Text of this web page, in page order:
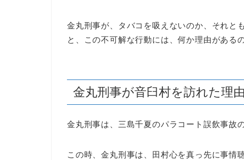
金丸刑事が、タバコを吸えないのか、それと
と、この不可解な行動には、何か理由がある
金丸刑事が音臼村を訪れた理由
金丸刑事は、三島千夏のパラコート誤飲事故
この時、金丸刑事は、田村心を真っ先に事情